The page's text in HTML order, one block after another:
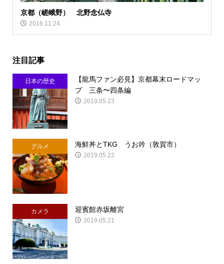
京都（嵯峨野） 北野念仏寺
2016.11.24
注目記事
日本の歴史
【龍馬ファン必見】京都幕末ロードマッ
プ 三条〜四条編
2019.05.23
グルメ 海鮮丼とTKG うお吟（敦賀市）
2019.05.22
カメラ 迎賓館赤坂離宮
2019.05.21